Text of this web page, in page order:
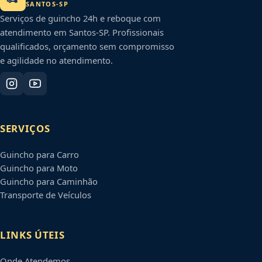
SANTOS-SP
Serviços de guincho 24h e reboque com
atendimento em Santos-SP. Profissionais
qualificados, orçamento sem compromisso
e agilidade no atendimento.
SERVIÇOS
Guincho para Carro
Guincho para Moto
Guincho para Caminhão
Transporte de Veículos
LINKS ÚTEIS